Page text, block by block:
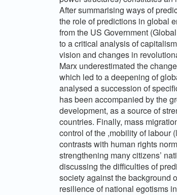
After summarising ways of
the role of predictions in global
from the US Government
to a critical analysis of
vision and changes in
Marx underestimated the
which led to a deepening of
analysed a succession of
has been accompanied by the
development, as a source of
countries. Finally, mass
control of the ,mobility of labour
contrasts with human rights
strengthening many citizens’
discussing the difficulties of
society against the background
resilience of national egotisms